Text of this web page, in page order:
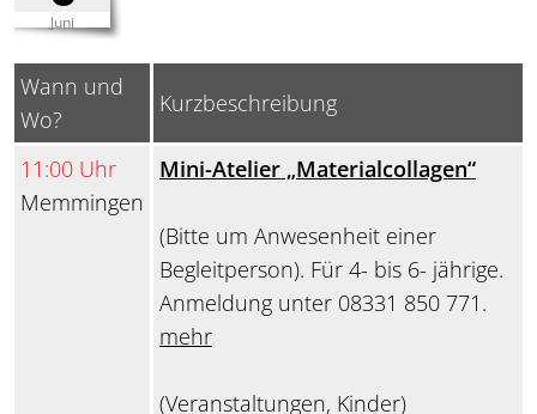
Juni
Wann und
Wo?
Kurzbeschreibung
11:00 Uhr
Memmingen
Mini-Atelier „Materialcollagen“
(Bitte um Anwesenheit einer
Begleitperson). Für 4- bis 6- jährige.
Anmeldung unter 08331 850 771.
mehr
(Veranstaltungen, Kinder)